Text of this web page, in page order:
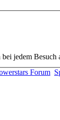
jedem Besuch
Forum